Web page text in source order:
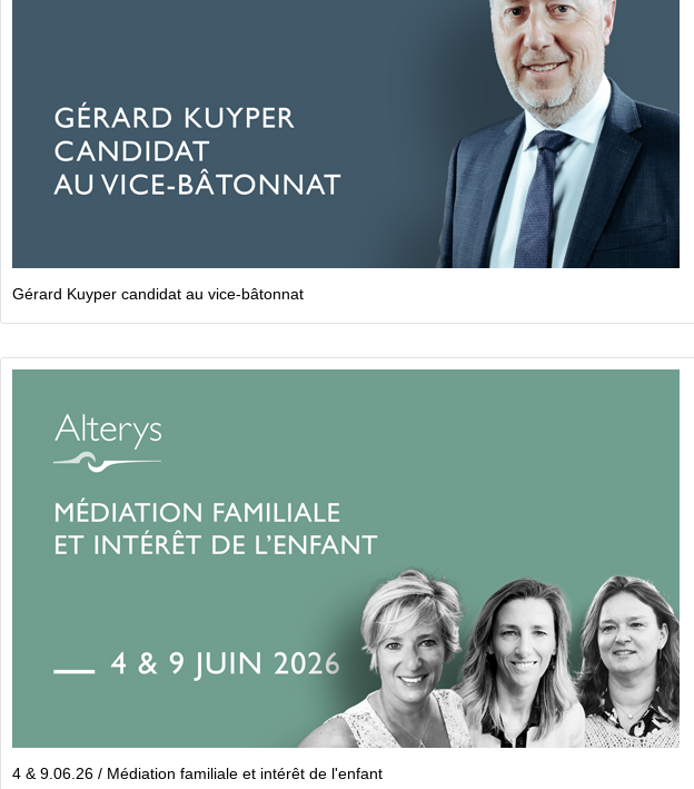
Gérard Kuyper candidat au vice-bâtonnat
4 & 9.06.26 / Médiation familiale et intérêt de l'enfant